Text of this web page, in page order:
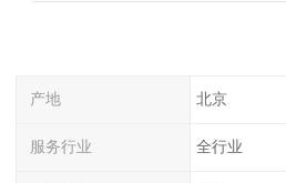
产地 北京
服务行业 全行业